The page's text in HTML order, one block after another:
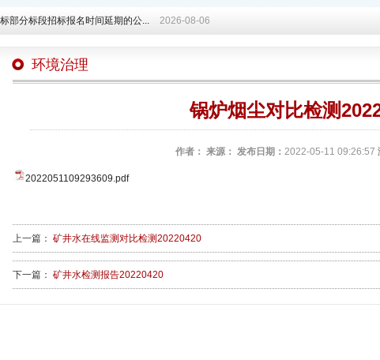
部分标段招标报名时间延期的公... 2026-08-06
环境治理
锅炉烟尘对比检测
作者： 来源： 发布日期： 2022-05-11 09:26:57
2022051109293609.pdf
上一篇： 矿井水在线监测对比检测20220420
下一篇： 矿井水检测报告20220420